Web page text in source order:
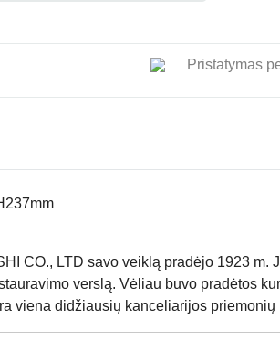
Pristatymas
CO., LTD savo veiklą pradėjo 1923
verslą. Vėliau buvo pradėtos
viena didžiausių kanceliarijos